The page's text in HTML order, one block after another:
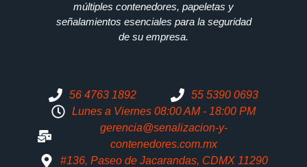
múltiples contenedores, papeletas y
señalamientos esenciales para la seguridad
de su empresa.
56 4763 1892
55 5390 0693
Lunes a Viernes 08:00 AM - 18:00 PM
gerencia@senalizacion-y-
contenedores.com.mx
#136, Paseo de Jacarandas, CDMX 11290